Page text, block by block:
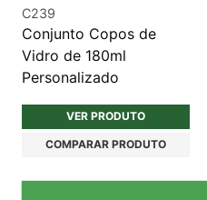
C239
Conjunto Copos de
Vidro de 180ml
Personalizado
VER PRODUTO
COMPARAR PRODUTO